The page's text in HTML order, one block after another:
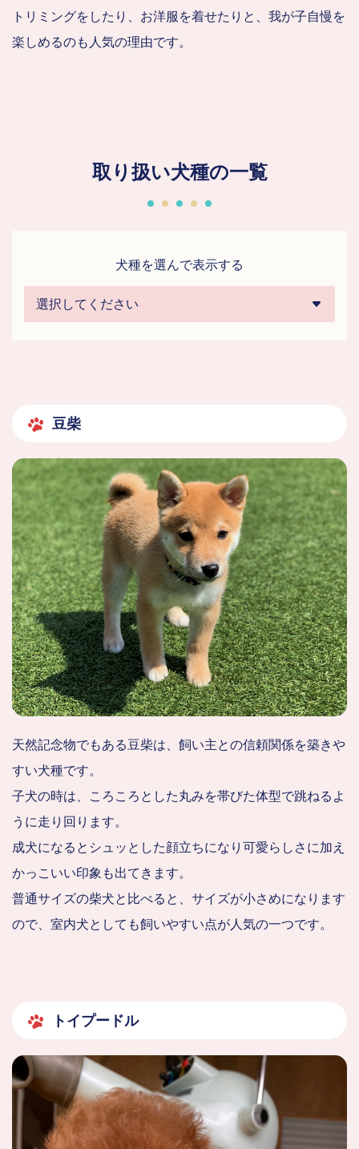
トリミングをしたり、お洋服を着せたりと、我が子自慢を
楽しめるのも人気の理由です。
取り扱い犬種の一覧
犬種を選んで表示する
豆柴
天然記念物でもある豆柴は、飼い主との信頼関係を築きや
すい犬種です。
子犬の時は、ころころとした丸みを帯びた体型で跳ねるよ
うに走り回ります。
成犬になるとシュッとした顔立ちになり可愛らしさに加え
かっこいい印象も出てきます。
普通サイズの柴犬と比べると、サイズが小さめになります
ので、室内犬としても飼いやすい点が人気の一つです。
トイプードル